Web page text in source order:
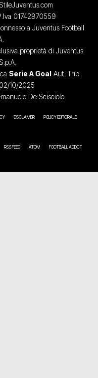
01742970559
a Juventus Football
proprietà di Juventus
Serie A Goal Aut. Trib.
10/2025
De Scisciolo
DISCLAIMER POLICY EDITORIALE
RSS FEED ATOM FOOTBALL ADDICT